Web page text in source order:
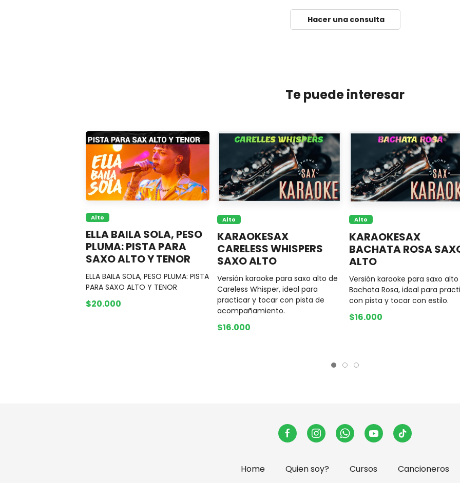
Hacer una consulta
Te puede interesar
Alto
ELLA BAILA SOLA, PESO
PLUMA: PISTA PARA
SAXO ALTO Y TENOR
ELLA BAILA SOLA, PESO PLUMA: PISTA
PARA SAXO ALTO Y TENOR
$20.000
Alto
KARAOKESAX
CARELESS WHISPERS
SAXO ALTO
Versión karaoke para saxo alto de
Careless Whisper, ideal para
practicar y tocar con pista de
acompañamiento.
$16.000
Alto
KARAOKESAX
BACHATA ROSA
ALTO
Versión karaoke para saxo
Bachata Rosa, ideal para
con pista y tocar con estilo.
$16.000
Home Quien soy? Cursos Cancioneros